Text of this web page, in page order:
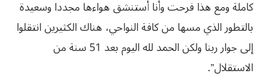
كاملة ومع هذا فرحت وأنا أستنشق هواءها مجددا وسعيدة
بالتطور الذي مسها من كافة النواحي، هناك الكثيرين انتقلوا
إلى جوار ربنا ولكن الحمد لله اليوم بعد 51 سنة من
الاستقلال”.